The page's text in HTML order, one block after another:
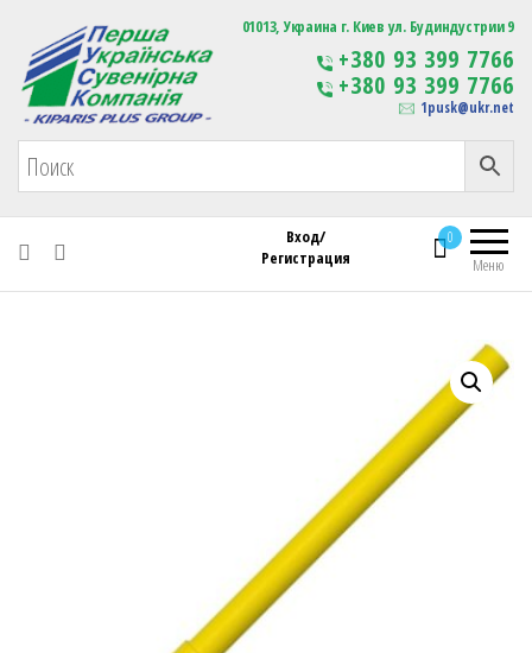
Первая Украинская Сувенирная Компания Изготовление
сувенирной продукции
с логотипом
01013, Украина г. Киев ул. Будиндустрии 9
+380 93 399 7766
+380 93 399 7766
1pusk@ukr.net
Меню
0
Вход/
Регистрация